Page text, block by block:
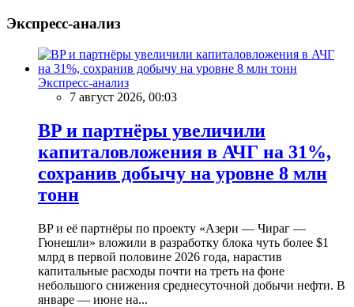
Экспресс-анализ
Экспресс-анализ
7 август 2026, 00:03
BP и партнёры увеличили
капиталовложения в АЧГ на 31%,
сохранив добычу на уровне 8 млн
тонн
BP и её партнёры по проекту «Азери — Чираг —
Гюнешли» вложили в разработку блока чуть более $1
млрд в первой половине 2026 года, нарастив
капитальные расходы почти на треть на фоне
небольшого снижения среднесуточной добычи нефти. В
январе — июне на...